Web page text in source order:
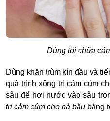
Dùng tỏi chữa
Dùng khăn trùm kín đầu và
quá trình xông trị cảm cúm
sâu để hơi nước vào sâu
trị cảm cúm cho bà bầu bằng